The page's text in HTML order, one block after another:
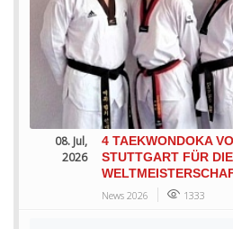
08. Jul,
2026
4 TAEKWONDOKA
STUTTGART FÜR DIE
News 2026 1333